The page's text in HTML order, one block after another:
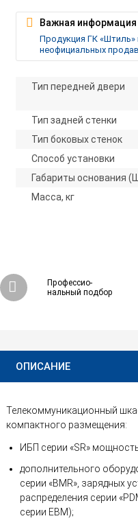
Тип передней двери
Тип задней стенки
Тип боковых стенок
Способ установки
Габариты основания
Масса, кг
Важная
Продукция ГК «Штиль»
неофициальных
Профессио-
нальный подбор
33 660 ₽
ОПИСАНИЕ
Телекоммуникационный
компактного размещения:
ИБП серии «SR»
дополнительного
серии «BMR», зарядных
распределения серии
серии EBM);